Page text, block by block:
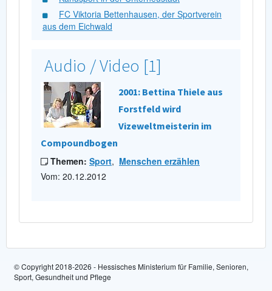
FC Viktoria Bettenhausen, der Sportverein
aus dem Eichwald
Audio / Video [1]
2001: Bettina Thiele aus
Forstfeld wird
Vizeweltmeisterin im
Compoundbogen
Themen: Sport, Menschen erzählen
Vom: 20.12.2012
© Copyright 2018-2026 - Hessisches Ministerium für Familie, Senioren,
Sport, Gesundheit und Pflege